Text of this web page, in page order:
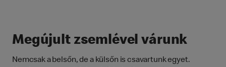
Megújult zsemlével várunk
Nemcsak a belsőn, de a külsőn is csavartunk egyet.